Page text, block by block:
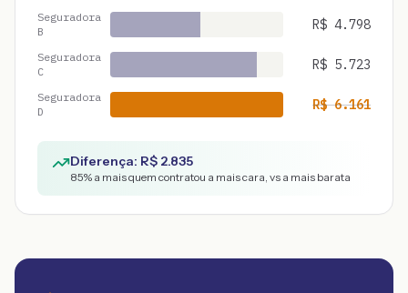
Seguradora
B
R$ 4.798
Seguradora
C
R$ 5.723
Seguradora
D
R$6.161
Diferença: R$ 2.835
85% a mais quem contratou a mais cara, vs a mais barata